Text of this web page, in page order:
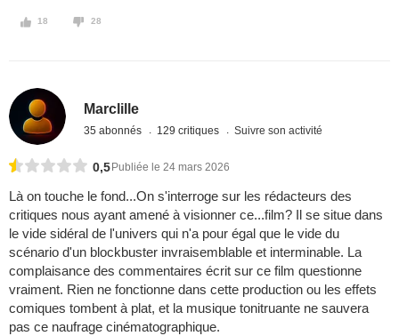
18 28
Marclille
35 abonnés 129 critiques Suivre son activité
0,5 Publiée le 24 mars 2026
Là on touche le fond...On s'interroge sur les rédacteurs des
critiques nous ayant amené à visionner ce...film? Il se situe dans
le vide sidéral de l'univers qui n'a pour égal que le vide du
scénario d'un blockbuster invraisemblable et interminable. La
complaisance des commentaires écrit sur ce film questionne
vraiment. Rien ne fonctionne dans cette production ou les effets
comiques tombent à plat, et la musique tonitruante ne sauvera
pas ce naufrage cinématographique.